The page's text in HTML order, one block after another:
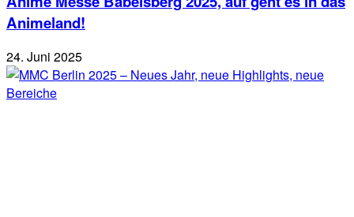
Animeland!
24. Juni 2025